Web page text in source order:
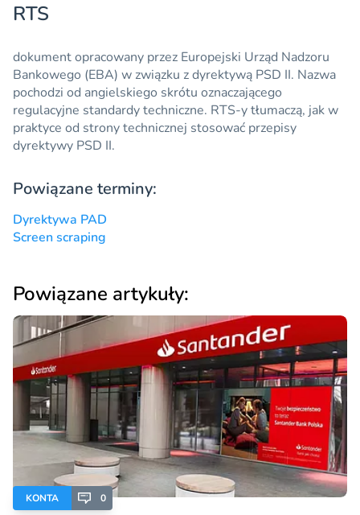
RTS
dokument opracowany przez Europejski Urząd Nadzoru
Bankowego (EBA) w związku z dyrektywą PSD II. Nazwa
pochodzi od angielskiego skrótu oznaczającego
regulacyjne standardy techniczne. RTS-y tłumaczą, jak w
praktyce od strony technicznej stosować przepisy
dyrektywy PSD II.
Powiązane terminy:
Dyrektywa PAD
Screen scraping
Powiązane artykuły:
KONTA 0